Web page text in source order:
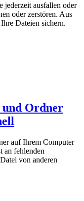
jederzeit ausfallen oder
oder zerstören. Aus
Dateien sichern.
und Ordner
auf Ihrem Computer
an fehlenden
von anderen